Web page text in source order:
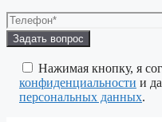
Оставьте
это
поле
пустым.
Нажимая кнопку, я
конфиденциальности и
персональных данных.